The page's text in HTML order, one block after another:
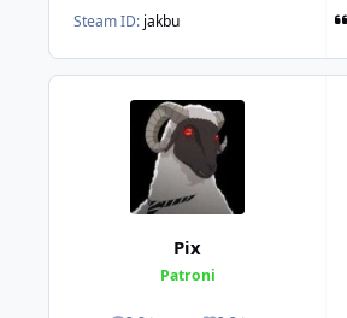
Steam ID: jakbu
Pix
Patroni